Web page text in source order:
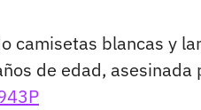
camisetas blancas y
de edad,